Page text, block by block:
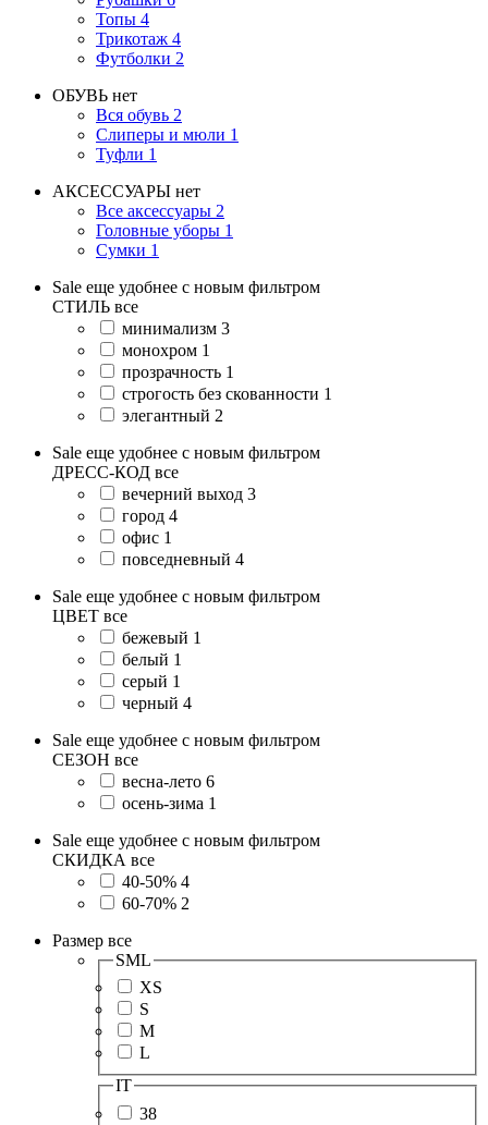
Топы 4
Трикотаж 4
Футболки 2
ОБУВЬ нет
Вся обувь 2
Слиперы и мюли 1
Туфли 1
АКСЕССУАРЫ нет
Все аксессуары 2
Головные уборы 1
Сумки 1
Sale еще удобнее с новым фильтром
СТИЛЬ все
минимализм 3
монохром 1
прозрачность 1
строгость без скованности 1
элегантный 2
Sale еще удобнее с новым фильтром
ДРЕСС-КОД все
вечерний выход 3
город 4
офис 1
повседневный 4
Sale еще удобнее с новым фильтром
ЦВЕТ все
бежевый 1
белый 1
серый 1
черный 4
Sale еще удобнее с новым фильтром
СЕЗОН все
весна-лето 6
осень-зима 1
Sale еще удобнее с новым фильтром
СКИДКА все
40-50% 4
60-70% 2
Размер все
SML
XS
S
M
L
IT
38